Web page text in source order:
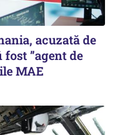
acuzată de
”agent de
MAE